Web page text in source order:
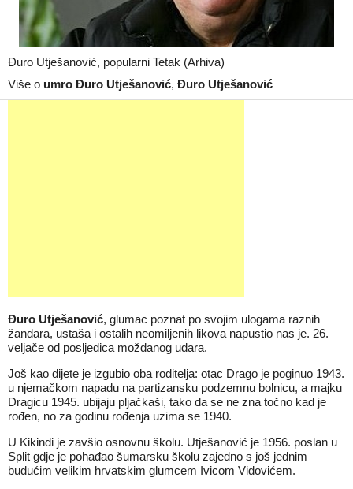
Đuro Utješanović, popularni Tetak (Arhiva)
Više o umro Đuro Utješanović, Đuro Utješanović
Đuro Utješanović, glumac poznat po svojim ulogama raznih
žandara, ustaša i ostalih neomiljenih likova napustio nas je. 26.
veljače od posljedica moždanog udara.
Još kao dijete je izgubio oba roditelja: otac Drago je poginuo 1943.
u njemačkom napadu na partizansku podzemnu bolnicu, a majku
Dragicu 1945. ubijaju pljačkaši, tako da se ne zna točno kad je
rođen, no za godinu rođenja uzima se 1940.
U Kikindi je zavšio osnovnu školu. Utješanović je 1956. poslan u
Split gdje je pohađao šumarsku školu zajedno s još jednim
budućim velikim hrvatskim glumcem Ivicom Vidovićem.